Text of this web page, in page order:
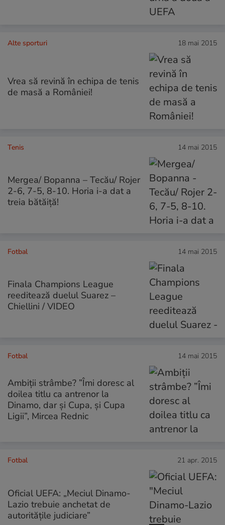
Alte sporturi 18 mai 2015
Vrea să revină în echipa de tenis
de masă a României!
Tenis 14 mai 2015
Mergea/ Bopanna – Tecău/ Rojer
2-6, 7-5, 8-10. Horia i-a dat a
treia bătăiță!
Fotbal 14 mai 2015
Finala Champions League
reeditează duelul Suarez –
Chiellini / VIDEO
Fotbal 14 mai 2015
Ambiții strâmbe? ”Îmi doresc al
doilea titlu ca antrenor la
Dinamo, dar și Cupa, și Cupa
Ligii”, Mircea Rednic
Fotbal 21 apr. 2015
Oficial UEFA: „Meciul Dinamo-
Lazio trebuie anchetat de
autorităţile judiciare”